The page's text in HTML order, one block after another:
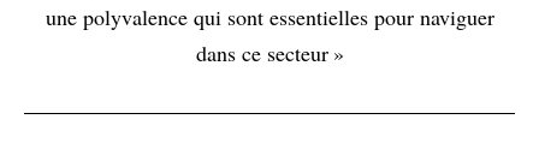
une polyvalence qui sont essentielles pour naviguer
dans ce secteur »